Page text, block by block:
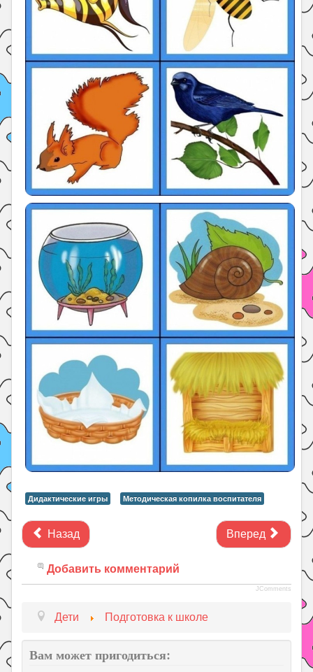
Дидактические игры Методическая копилка воспитателя
Назад Вперед
Добавить комментарий
JComments
Дети Подготовка к школе
Вам может пригодиться: